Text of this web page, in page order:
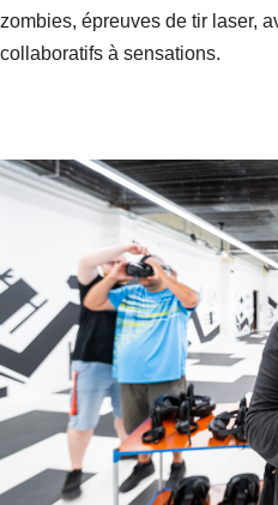
zombies, épreuves de tir laser,
collaboratifs à sensations.